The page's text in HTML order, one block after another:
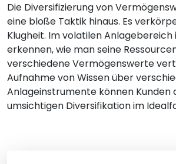
Die Diversifizierung von
eine bloße Taktik hinaus. Es
Klugheit. Im volatilen Anlagebereich
erkennen, wie man seine
verschiedene Vermögenswerte
Aufnahme von Wissen über
Anlageinstrumente können Kunden
umsichtigen Diversifikation im